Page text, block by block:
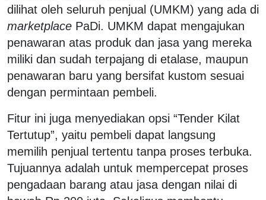
dilihat oleh seluruh penjual (UMKM) yang ada di
marketplace PaDi. UMKM dapat mengajukan
penawaran atas produk dan jasa yang mereka
miliki dan sudah terpajang di etalase, maupun
penawaran baru yang bersifat kustom sesuai
dengan permintaan pembeli.
Fitur ini juga menyediakan opsi “Tender Kilat
Tertutup”, yaitu pembeli dapat langsung
memilih penjual tertentu tanpa proses terbuka.
Tujuannya adalah untuk mempercepat proses
pengadaan barang atau jasa dengan nilai di